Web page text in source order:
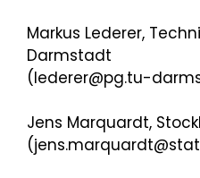
Markus Lederer,
Darmstadt
(lederer@pg.tu-
Jens Marquardt,